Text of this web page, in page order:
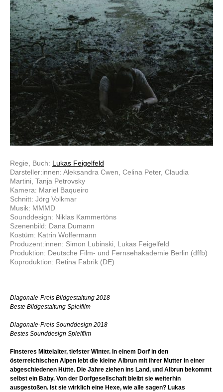
Regie, Buch: Lukas Feigelfeld
Darsteller:innen: Aleksandra Cwen, Celina Peter, Claudia
Martini, Tanja Petrovsky
Kamera: Mariel Baqueiro
Schnitt: Jörg Volkmar
Musik: MMMD
Sounddesign: Niklas Kammertöns
Szenenbild: Dana Dumann
Kostüm: Katrin Wolfermann
Produzent:innen: Simon Lubinski, Lukas Feigelfeld
Produktion: Deutsche Film- und Fernsehakademie Berlin (dffb)
Koproduktion: Retina Fabrik (DE)
Diagonale-Preis Bildgestaltung 2018
Beste Bildgestaltung Spielfilm
Diagonale-Preis Sounddesign 2018
Bestes Sounddesign Spielfilm
Finsteres Mittelalter, tiefster Winter. In einem Dorf in den
österreichischen Alpen lebt die kleine Albrun mit ihrer Mutter in einer
abgeschiedenen Hütte. Die Jahre ziehen ins Land, und Albrun bekommt
selbst ein Baby. Von der Dorfgesellschaft bleibt sie weiterhin
ausgestoßen. Ist sie wirklich eine Hexe, wie alle sagen? Lukas